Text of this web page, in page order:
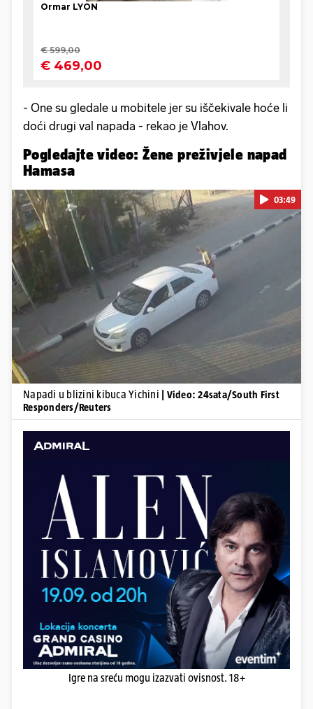
- One su gledale u mobitele jer su iščekivale hoće li
doći drugi val napada - rekao je Vlahov.
Pogledajte video: Žene preživjele napad
Hamasa
Pokretanje videa...
03:49
Napadi u blizini kibuca Yichini
| Video: 24sata/South First
Responders/Reuters
Igre na sreću mogu izazvati ovisnost. 18+